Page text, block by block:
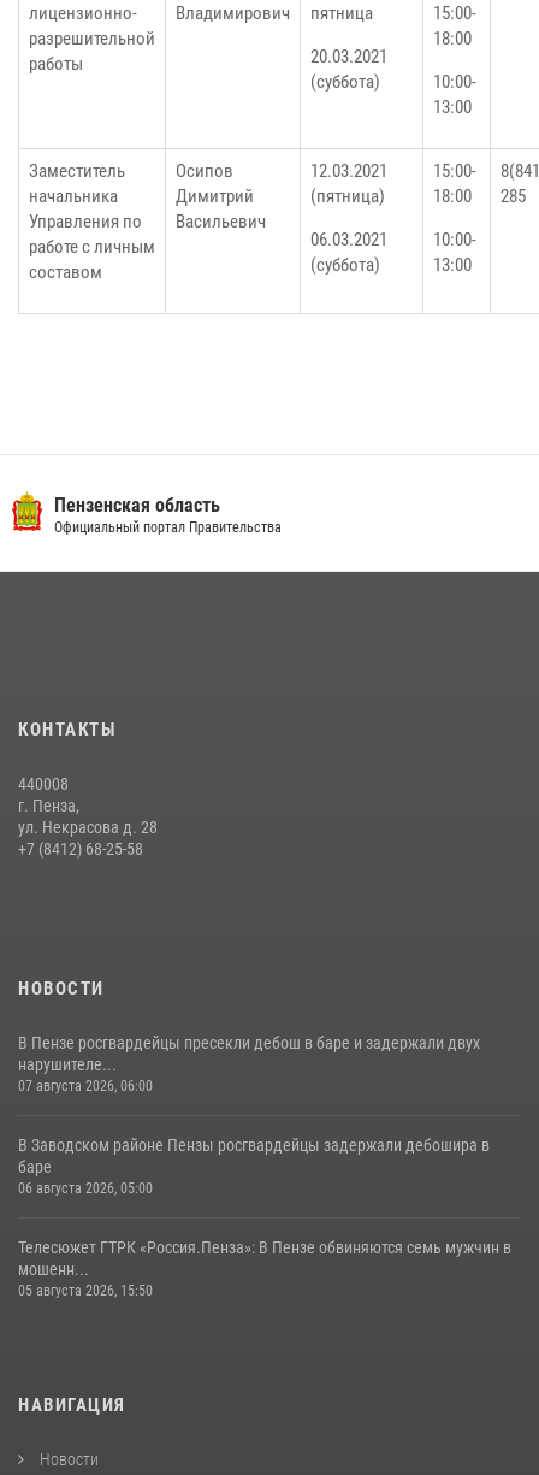
лицензионно-
разрешительной
работы
Владимирович
пятница
20.03.2021
(суббота)
15:00-
18:00
10:00-
13:00
Заместитель
начальника
Управления по
работе с личным
составом
Осипов
Димитрий
Васильевич
12.03.2021
(пятница)
06.03.2021
(суббота)
15:00-
18:00
10:00-
13:00
285
Пензенская область
Официальный портал Правительства
КОНТАКТЫ
440008
г. Пенза,
ул. Некрасова д. 28
+7 (8412) 68-25-58
НОВОСТИ
В Пензе росгвардейцы пресекли дебош в баре и задержали двух
нарушителе...
07 августа 2026, 06:00
В Заводском районе Пензы росгвардейцы задержали дебошира в
баре
06 августа 2026, 05:00
Телесюжет ГТРК «Россия.Пенза»: В Пензе обвиняются семь мужчин в
мошенн...
05 августа 2026, 15:50
НАВИГАЦИЯ
Новости